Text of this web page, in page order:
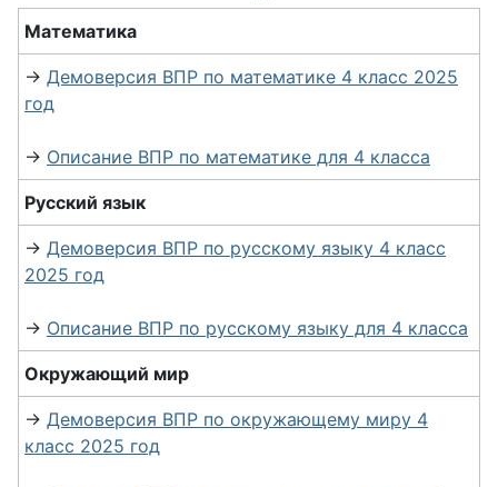
Математика
→ Демоверсия ВПР по математике 4 класс 2025
год
→ Описание ВПР по математике для 4 класса
Русский язык
→ Демоверсия ВПР по русскому языку 4 класс
2025 год
→ Описание ВПР по русскому языку для 4 класса
Окружающий мир
→ Демоверсия ВПР по окружающему миру 4
класс 2025 год